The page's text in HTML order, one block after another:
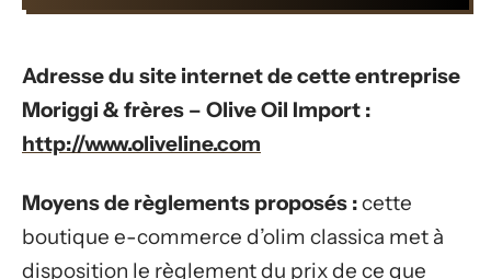
Adresse du site internet de cette entreprise
Moriggi & frères – Olive Oil Import :
http://www.oliveline.com
Moyens de règlements proposés :cette
boutique e-commerce d’olim classica met à
disposition le règlement du prix de ce que